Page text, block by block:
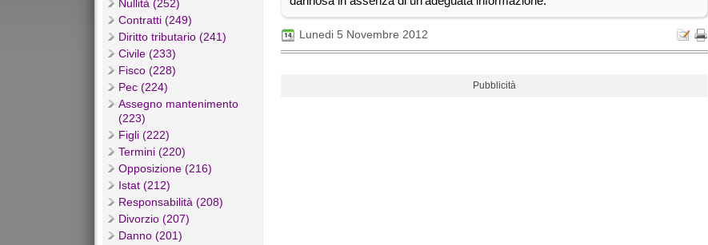
Nullità (252)
Contratti (249)
Diritto tributario (241)
Civile (233)
Fisco (228)
Pec (224)
Assegno mantenimento
(223)
Figli (222)
Termini (220)
Opposizione (216)
Istat (212)
Responsabilità (208)
Divorzio (207)
Danno (201)
Lunedi 5 Novembre 2012
Pubblicità